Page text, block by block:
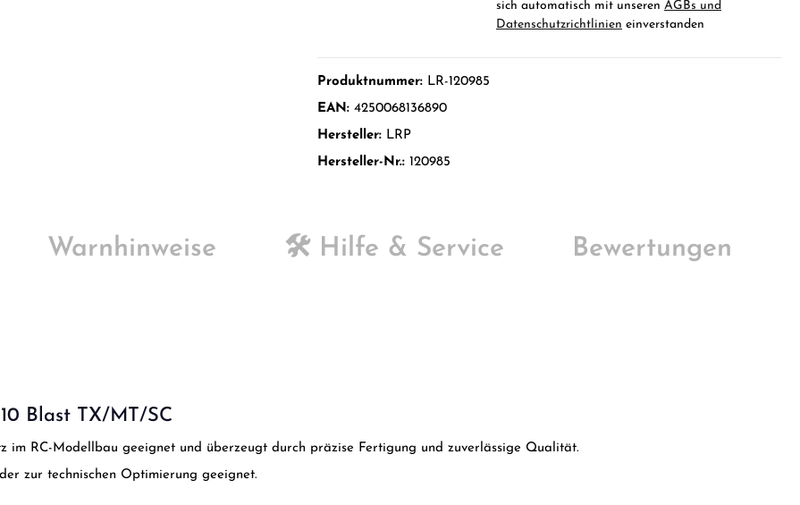
sich automatisch mit unseren AGBs und
Datenschutzrichtlinien einverstanden
Produktnummer: LR-120985
EAN: 4250068136890
Hersteller: LRP
Hersteller-Nr.: 120985
Warnhinweise 🛠️ Hilfe & Service Bewertungen
Blast TX/MT/SC
im RC-Modellbau geeignet und überzeugt durch präzise Fertigung und zuverlässige Qualität.
zur technischen Optimierung geeignet.